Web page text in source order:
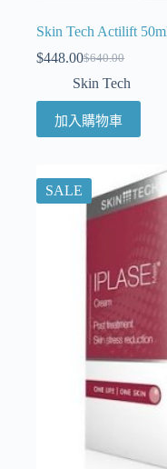
Skin Tech Actilift
$640.00
$448.00
Skin Tech
加入購物車
SALE